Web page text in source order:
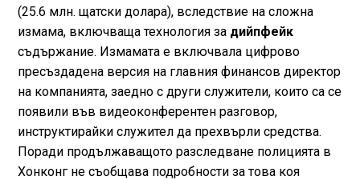
(25.6 млн. щатски долара), вследствие на сложна
измама, включваща технология за дийпфейк
съдържание. Измамата е включвала цифрово
пресъздадена версия на главния финансов директор
на компанията, заедно с други служители, които са се
появили във видеоконферентен разговор,
инструктирайки служител да прехвърли средства.
Поради продължаващото разследване полицията в
Хонконг не съобщава подробности за това коя